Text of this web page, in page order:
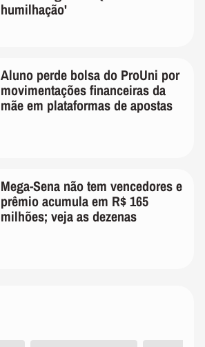
humilhação'
Aluno perde bolsa do ProUni por
movimentações financeiras da
mãe em plataformas de apostas
Mega-Sena não tem vencedores e
prêmio acumula em R$ 165
milhões; veja as dezenas